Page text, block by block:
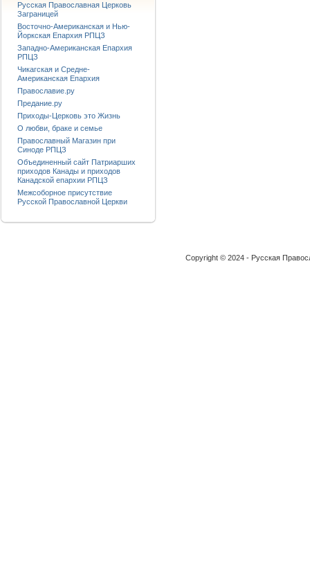
Русская Православная Церковь
Заграницей
Восточно-Американская и Нью-
Йоркская Епархия РПЦЗ
Западно-Американская Епархия
РПЦЗ
Чикагская и Средне-
Американская Епархия
Православие.ру
Предание.ру
Приходы-Церковь это Жизнь
О любви, браке и семье
Православный Магазин при
Синоде РПЦЗ
Объединенный сайт Патриарших
приходов Канады и приходов
Канадской епархии РПЦЗ
Межсоборное присутствие
Русской Православной Церкви
Copyright © 2024 - Русская